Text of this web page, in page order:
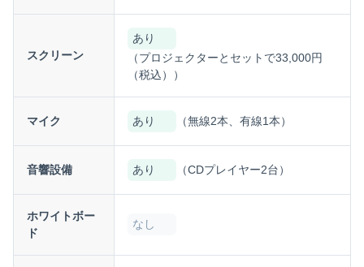
スクリーン
あり
（プロジェクターとセットで33,000円
（税込））
マイク あり （無線2本、有線1本）
音響設備 あり （CDプレイヤー2台）
ホワイトボー
ド
なし